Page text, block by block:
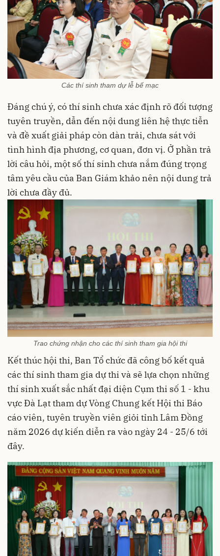
Các thí sinh tham dự lễ bế mạc
Đáng chú ý, có thí sinh chưa xác định rõ đối tượng
tuyên truyền, dẫn đến nội dung liên hệ thực tiễn
và đề xuất giải pháp còn dàn trải, chưa sát với
tình hình địa phương, cơ quan, đơn vị. Ở phần trả
lời câu hỏi, một số thí sinh chưa nắm đúng trọng
tâm yêu cầu của Ban Giám khảo nên nội dung trả
lời chưa đầy đủ.
Trao chứng nhận cho các thí sinh tham gia hội thi
Kết thúc hội thi, Ban Tổ chức đã công bố kết quả
các thí sinh tham gia dự thi và sẽ lựa chọn những
thí sinh xuất sắc nhất đại diện Cụm thi số 1 - khu
vực Đà Lạt tham dự Vòng Chung kết Hội thi Báo
cáo viên, tuyên truyền viên giỏi tỉnh Lâm Đồng
năm 2026 dự kiến diễn ra vào ngày 24 - 25/6 tới
đây.